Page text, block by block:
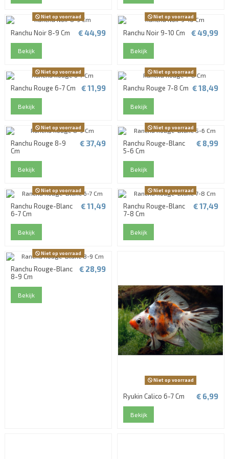
Niet op voorraad
Ranchu Noir 8-9 Cm € 44,99
Bekijk
Niet op voorraad
Ranchu Noir 9-10 Cm € 49,99
Bekijk
Niet op voorraad
Ranchu Rouge 6-7 Cm € 11,99
Bekijk
Niet op voorraad
Ranchu Rouge 7-8 Cm € 18,49
Bekijk
Niet op voorraad
Ranchu Rouge 8-9
Cm
€ 37,49
Bekijk
Niet op voorraad
Ranchu Rouge-Blanc
5-6 Cm
€ 8,99
Bekijk
Niet op voorraad
Ranchu Rouge-Blanc
6-7 Cm
€ 11,49
Bekijk
Niet op voorraad
Ranchu Rouge-Blanc
7-8 Cm
€ 17,49
Bekijk
Niet op voorraad
Ranchu Rouge-Blanc
8-9 Cm
€ 28,99
Bekijk
Niet op voorraad
Ryukin Calico 6-7 Cm € 6,99
Bekijk